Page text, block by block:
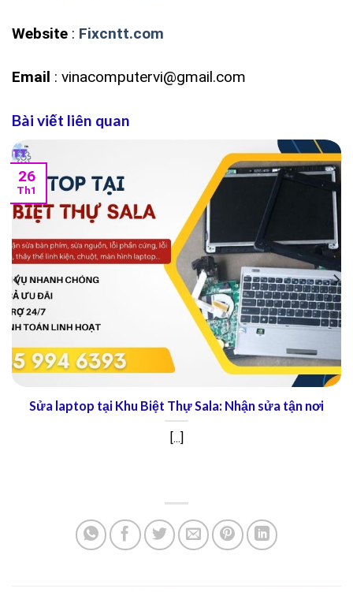
Website : Fixcntt.com
Email : vinacomputervi@gmail.com
Bài viết liên quan
Sửa laptop tại Khu Biệt Thự Sala: Nhận sửa tận nơi
[...]
26
Th1